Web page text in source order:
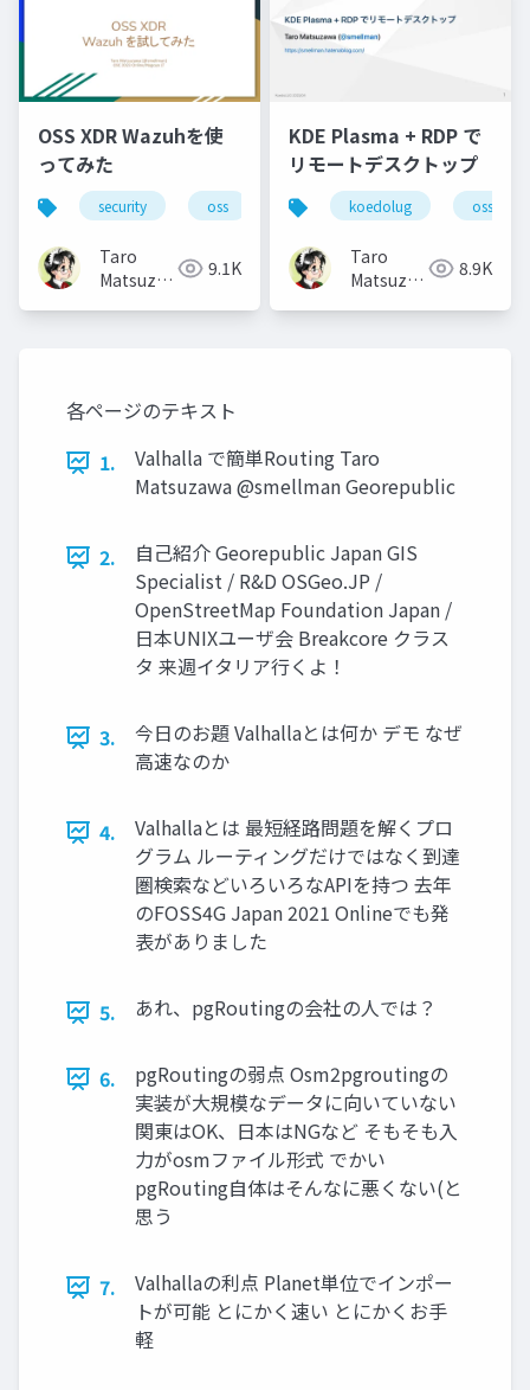
OSS XDR Wazuhを使
ってみた
security oss
Taro
Matsuzawa
9.1K
KDE Plasma + RDP で
リモートデスクトップ
koedolug oss
Taro
Matsuzawa
8.9K
各ページのテキスト
1.
Valhalla で簡単Routing Taro
Matsuzawa @smellman Georepublic
2.
自己紹介 Georepublic Japan GIS
Specialist / R&D OSGeo.JP /
OpenStreetMap Foundation Japan /
日本UNIXユーザ会 Breakcore クラス
タ 来週イタリア行くよ！
3.
今日のお題 Valhallaとは何か デモ なぜ
高速なのか
4.
Valhallaとは 最短経路問題を解くプロ
グラム ルーティングだけではなく到達
圏検索などいろいろなAPIを持つ 去年
のFOSS4G Japan 2021 Onlineでも発
表がありました
5. あれ、pgRoutingの会社の人では？
6.
pgRoutingの弱点 Osm2pgroutingの
実装が大規模なデータに向いていない
関東はOK、日本はNGなど そもそも入
力がosmファイル形式 でかい
pgRouting自体はそんなに悪くない(と
思う
7.
Valhallaの利点 Planet単位でインポー
トが可能 とにかく速い とにかくお手
軽